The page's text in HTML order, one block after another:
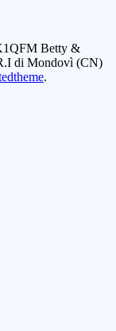
Betty &
di Mondovì (CN)
.